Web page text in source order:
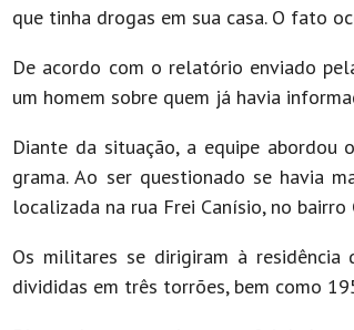
que tinha drogas em sua casa. O fato
De acordo com o relatório enviado
um homem sobre quem já havia
Diante da situação, a equipe abordou
grama. Ao ser questionado se havia
localizada na rua Frei Canísio, no bairro
Os militares se dirigiram à residência
divididas em três torrões, bem como